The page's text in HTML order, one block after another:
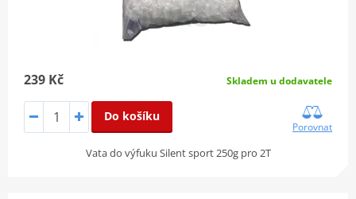
239 Kč Skladem u dodavatele
Do košíku
Porovnat
Vata do výfuku Silent sport 250g pro 2T